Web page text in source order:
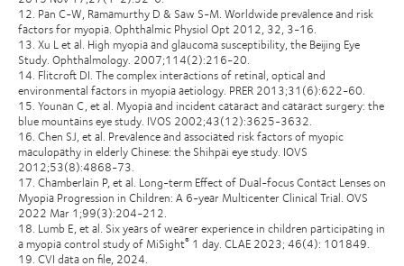
12. Pan C-W, Ramamurthy D & Saw S-M. Worldwide prevalence and risk
factors for myopia. Ophthalmic Physiol Opt 2012, 32, 3-16.
13. Xu L et al. High myopia and glaucoma susceptibility, the Beijing Eye
Study. Ophthalmology. 2007;114(2):216-20.
14. Flitcroft DI. The complex interactions of retinal, optical and
environmental factors in myopia aetiology. PRER 2013;31(6):622-60.
15. Younan C, et al. Myopia and incident cataract and cataract surgery: the
blue mountains eye study. IVOS 2002;43(12):3625-3632.
16. Chen SJ, et al. Prevalence and associated risk factors of myopic
maculopathy in elderly Chinese: the Shihpai eye study. IOVS
2012;53(8):4868-73.
17. Chamberlain P, et al. Long-term Effect of Dual-focus Contact Lenses on
Myopia Progression in Children: A 6-year Multicenter Clinical Trial. OVS
2022 Mar 1;99(3):204-212.
18. Lumb E, et al. Six years of wearer experience in children participating in
a myopia control study of MiSight® 1 day. CLAE 2023; 46(4): 101849.
19. CVI data on file, 2024.